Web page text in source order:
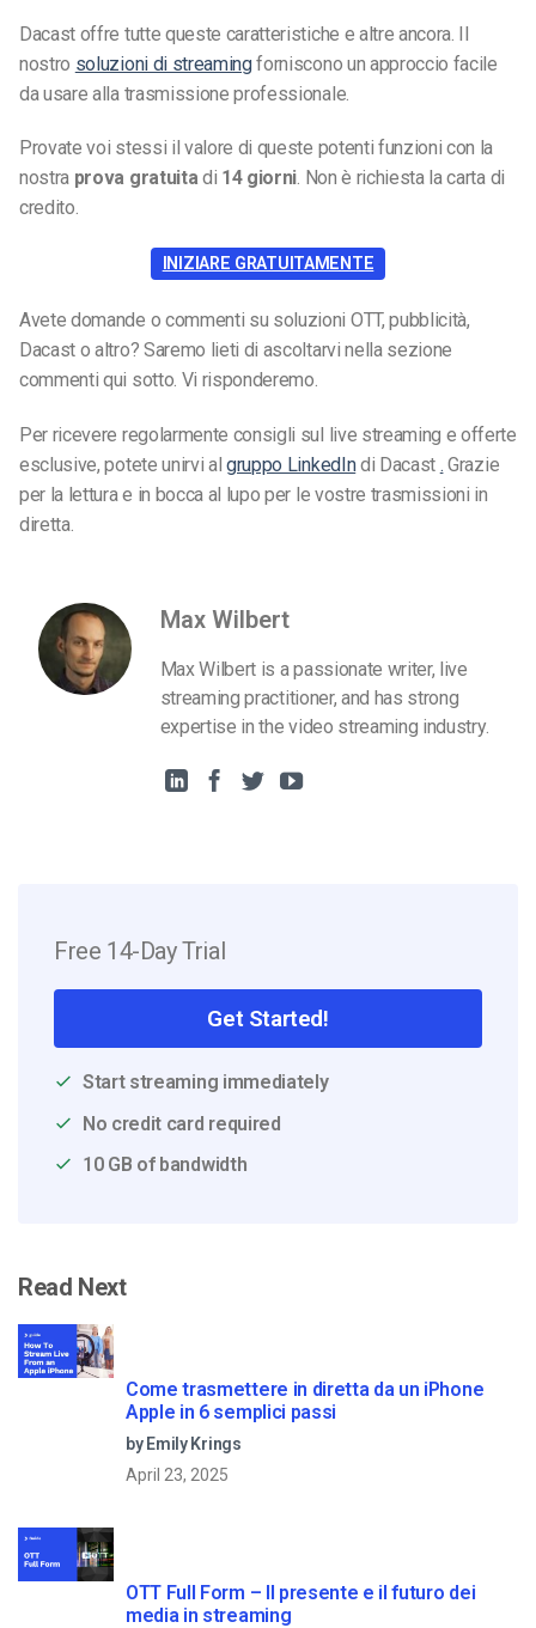
Dacast offre tutte queste caratteristiche e altre ancora. Il
nostro soluzioni di streamingforniscono un approccio facile
da usare alla trasmissione professionale.
Provate voi stessi il valore di queste potenti funzioni con la
nostra prova gratuitadi 14 giorni. Non è richiesta la carta di
credito.
INIZIARE GRATUITAMENTE
Avete domande o commenti su soluzioni OTT, pubblicità,
Dacast o altro? Saremo lieti di ascoltarvi nella sezione
commenti qui sotto. Vi risponderemo.
Per ricevere regolarmente consigli sul live streaming e offerte
esclusive, potete unirvi algruppo LinkedIndi Dacast . Grazie
per la lettura e in bocca al lupo per le vostre trasmissioni in
diretta.
Max Wilbert
Max Wilbert is a passionate writer, live
streaming practitioner, and has strong
expertise in the video streaming industry.
Free 14-Day Trial
Get Started!
Start streaming immediately
No credit card required
10 GB of bandwidth
Read Next
Come trasmettere in diretta da un iPhone
Apple in 6 semplici passi
by Emily Krings
April 23, 2025
OTT Full Form – Il presente e il futuro dei
media in streaming